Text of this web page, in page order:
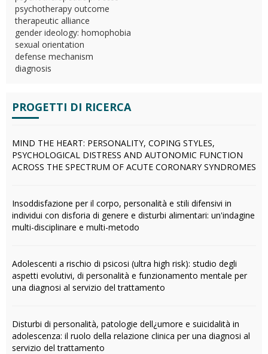
psychotherapy outcome
therapeutic alliance
gender ideology: homophobia
sexual orientation
defense mechanism
diagnosis
PROGETTI DI RICERCA
MIND THE HEART: PERSONALITY, COPING STYLES,
PSYCHOLOGICAL DISTRESS AND AUTONOMIC FUNCTION
ACROSS THE SPECTRUM OF ACUTE CORONARY SYNDROMES
Insoddisfazione per il corpo, personalità e stili difensivi in
individui con disforia di genere e disturbi alimentari: un'indagine
multi-disciplinare e multi-metodo
Adolescenti a rischio di psicosi (ultra high risk): studio degli
aspetti evolutivi, di personalità e funzionamento mentale per
una diagnosi al servizio del trattamento
Disturbi di personalità, patologie dell¿umore e suicidalità in
adolescenza: il ruolo della relazione clinica per una diagnosi al
servizio del trattamento